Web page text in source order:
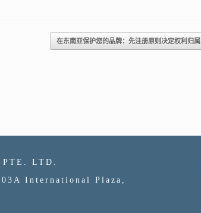
在东南亚保护您的品牌：先注册原则决定权利归属
LTD.
International Plaza,